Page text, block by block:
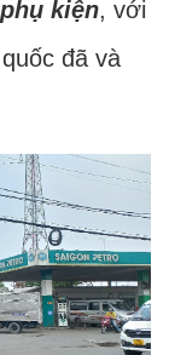
kiện, với
đã và